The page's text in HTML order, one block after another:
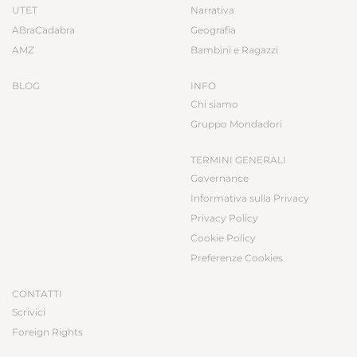
UTET
ABraCadabra
AMZ
BLOG
Narrativa
Geografia
Bambini e Ragazzi
INFO
Chi siamo
Gruppo Mondadori
TERMINI GENERALI
Governance
Informativa sulla Privacy
Privacy Policy
Cookie Policy
Preferenze Cookies
CONTATTI
Scrivici
Foreign Rights